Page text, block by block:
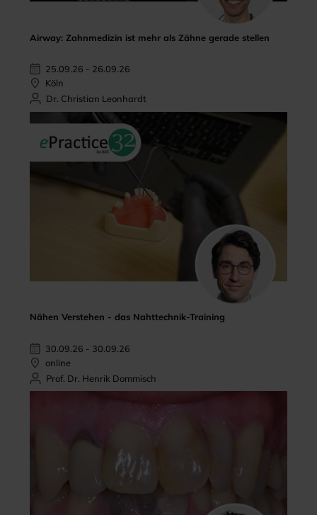
Airway: Zahnmedizin ist mehr als Zähne gerade stellen
25.09.26 - 26.09.26
Köln
Dr. Christian Leonhardt
Nähen Verstehen - das Nahttechnik-Training
30.09.26 - 30.09.26
online
Prof. Dr. Henrik Dommisch